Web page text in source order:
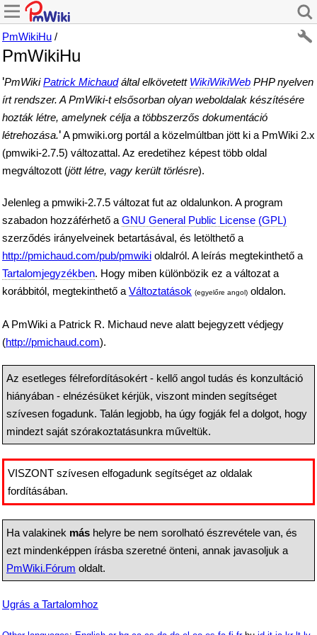
PmWikiHu /
PmWikiHu
'PmWikiPatrick Michaudáltal elkövetett WikiWikiWeb PHP nyelven
írt rendszer. A PmWiki-t elsősorban olyan weboldalak készítésére
hozták létre, amelynek célja a többszerzős dokumentáció
létrehozása.'A pmwiki.org portál a közelmúltban jött ki a PmWiki 2.x
(pmwiki-2.7.5) változattal. Az eredetihez képest több oldal
megváltozott (jött létre, vagy került törlésre).
Jelenleg a pmwiki-2.7.5 változat fut az oldalunkon. A program
szabadon hozzáférhető a GNU General Public License (GPL)
szerződés irányelveinek betartásával, és letölthető a
http://pmichaud.com/pub/pmwiki oldalról. A leírás megtekinthető a
Tartalomjegyzékben. Hogy miben különbözik ez a változat a
korábbitól, megtekinthető a Változtatások (egyelőre angol) oldalon.
A PmWiki a Patrick R. Michaud neve alatt bejegyzett védjegy
(http://pmichaud.com).
Az esetleges félrefordításokért - kellő angol tudás és konzultáció
hiányában - elnézésüket kérjük, viszont minden segítséget
szívesen fogadunk. Talán legjobb, ha úgy fogják fel a dolgot, hogy
mindezt saját szórakoztatásunkra műveltük.
VISZONT szívesen elfogadunk segítséget az oldalak
fordításában.
Ha valakinek más helyre be nem sorolható észrevétele van, és
ezt mindenképpen írásba szeretné önteni, annak javasoljuk a
PmWiki.Fórum oldalt.
Ugrás a Tartalomhoz